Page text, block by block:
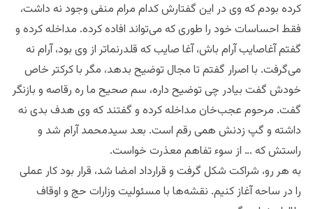
کرده بودم که وی در این گفتارش کدام مرام منفی وجود نه داشت،
فقط احساسات خود را طوری که می‌تواند افاده کرده. مداخله کرده و
گفتم آغاصایب آرام باش، آغا صایب که قلدرنماتر از وی بود، آرام نه
می‌گرفت. با اصرار گفتم تا مجال توضیح بدهد، مگر با کرکتر خاص
خودش گفت بیادر چی توضیح داره، سم صحیح ما ره رقاصه و بازنگر
گفت. مرحوم عجب‌خان مداخله کرده و گفتند که وی هدف بدی نه
داشته و گپ زدنش همی رقم است. بعد سیدمحمد آرام شد و
راستش که … از سوء تفاهم معذرت خواست.
به هر رو، شراکت شکل گرفت و قرارداد امضا شد، قرار بود کار عملی
را در ساحه آغاز کنیم. نقشه‌ها با مسئولیت وزارات حج و اوقاف